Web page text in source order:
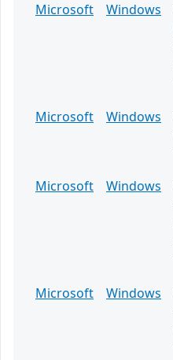
Microsoft
Windows
Microsoft
Windows
Microsoft
Windows
Microsoft
Windows